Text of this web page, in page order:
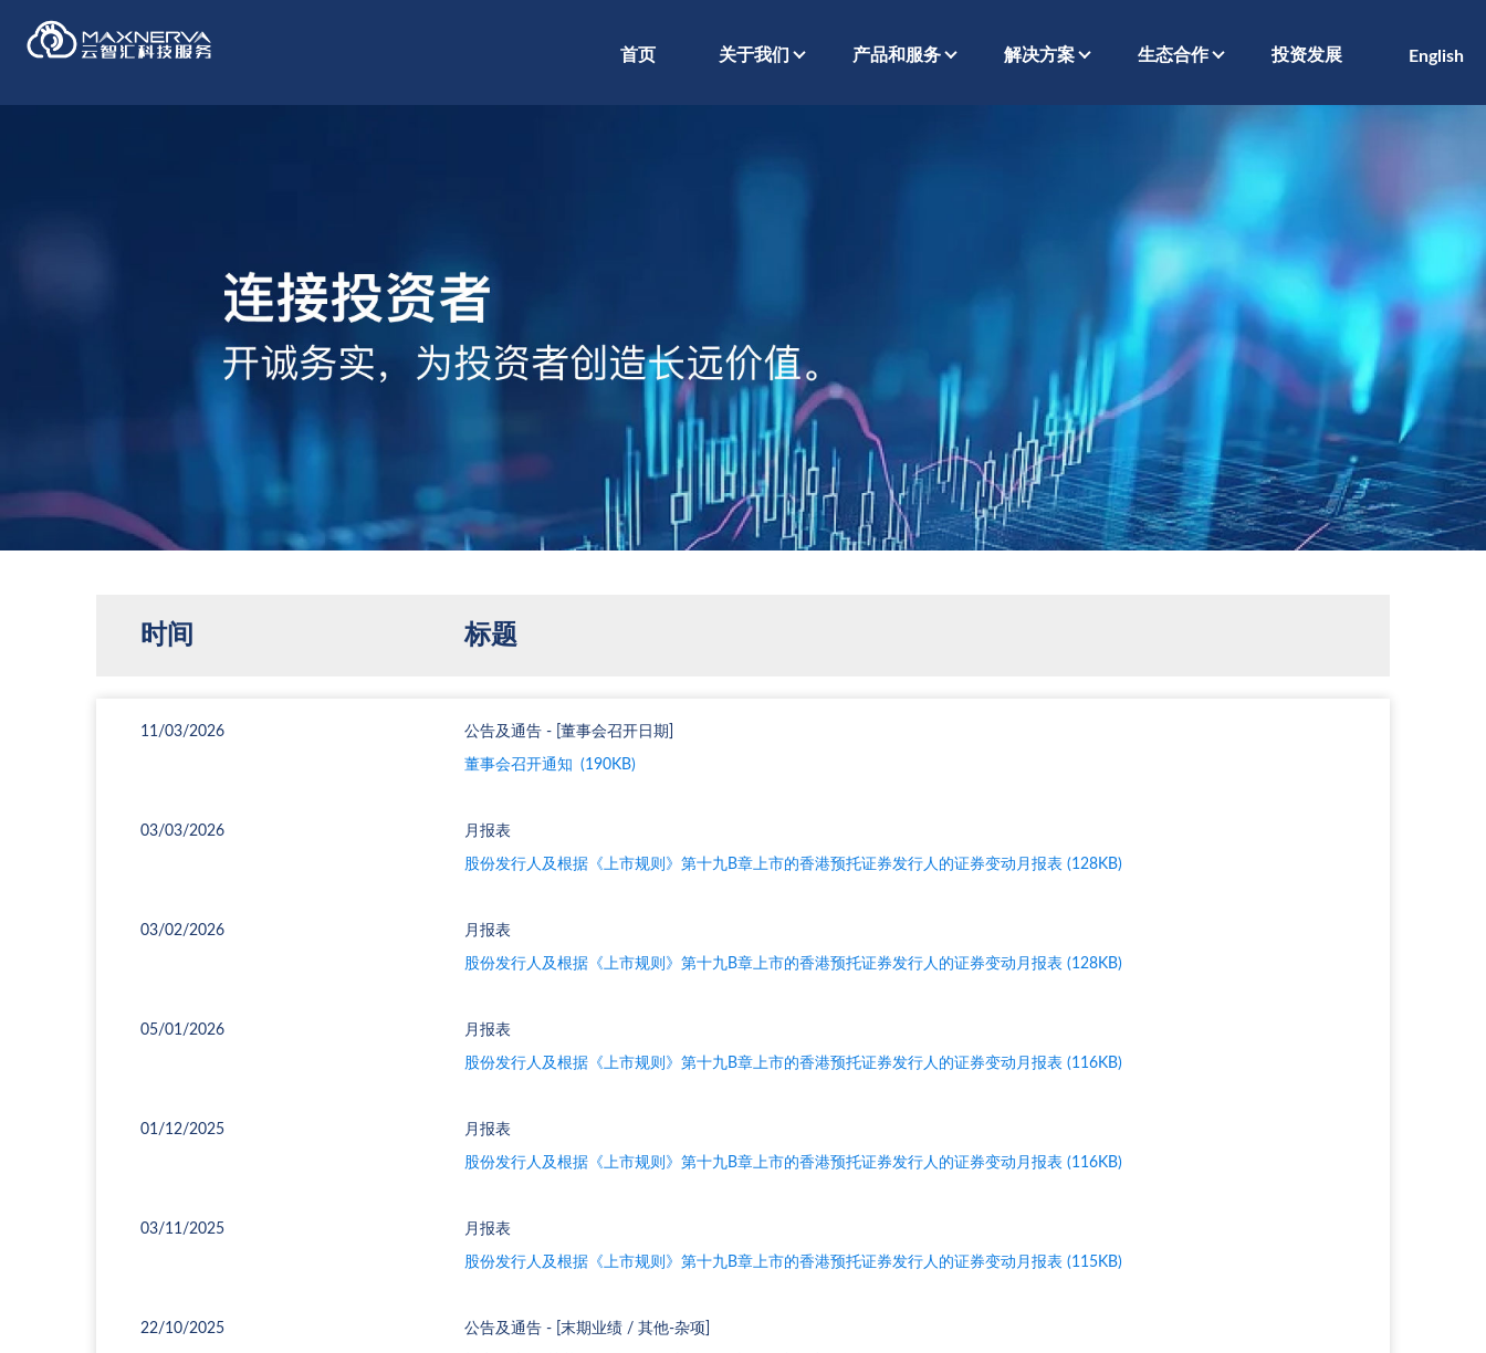
首页 关于我们 产品和服务 解决方案 生态合作 投资发展 English
时间 标题
11/03/2026 公告及通告 - [董事会召开日期]
董事会召开通知 (190KB)
03/03/2026 月报表
股份发行人及根据《上市规则》第十九B章上市的香港预托证券发行人的证券变动月报表 (128KB)
03/02/2026 月报表
股份发行人及根据《上市规则》第十九B章上市的香港预托证券发行人的证券变动月报表 (128KB)
05/01/2026 月报表
股份发行人及根据《上市规则》第十九B章上市的香港预托证券发行人的证券变动月报表 (116KB)
01/12/2025 月报表
股份发行人及根据《上市规则》第十九B章上市的香港预托证券发行人的证券变动月报表 (116KB)
03/11/2025 月报表
股份发行人及根据《上市规则》第十九B章上市的香港预托证券发行人的证券变动月报表 (115KB)
22/10/2025 公告及通告 - [末期业绩 / 其他-杂项]